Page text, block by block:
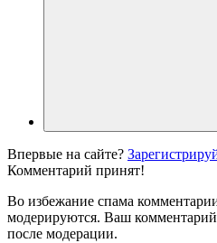
Впервые на сайте?
Комментарий принят!
Во избежание спама
модерируются. Ваш
после модерации.